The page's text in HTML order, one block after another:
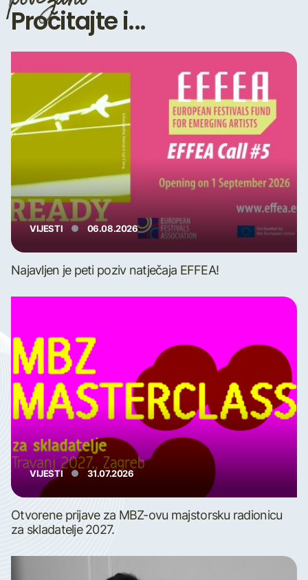
Pročitajte i...
VIJESTI 06.08.2026
Najavljen je peti poziv natječaja EFFEA!
VIJESTI 31.07.2026
Otvorene prijave za MBZ-ovu majstorsku radionicu
za skladatelje 2027.